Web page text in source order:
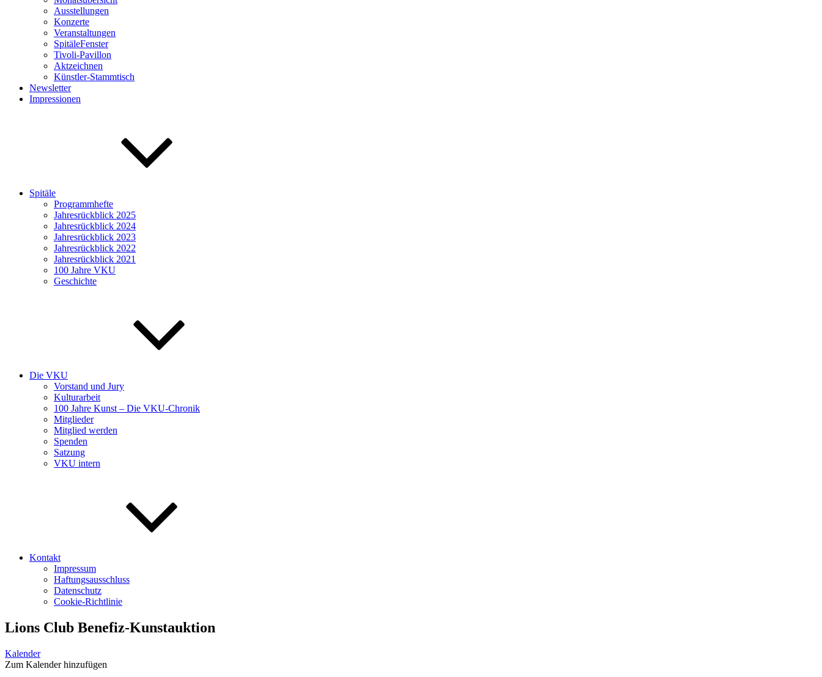
Ausstellungen
Konzerte
Veranstaltungen
SpitäleFenster
Tivoli-Pavillon
Aktzeichnen
Künstler-Stammtisch
Newsletter
Impressionen
Spitäle
Programmhefte
Jahresrückblick 2025
Jahresrückblick 2024
Jahresrückblick 2023
Jahresrückblick 2022
Jahresrückblick 2021
100 Jahre VKU
Geschichte
Die VKU
Vorstand und Jury
Kulturarbeit
100 Jahre Kunst – Die VKU-Chronik
Mitglieder
Mitglied werden
Spenden
Satzung
VKU intern
Kontakt
Impressum
Haftungsausschluss
Datenschutz
Cookie-Richtlinie
Lions Club Benefiz-Kunstauktion
Kalender
Zum Kalender hinzufügen